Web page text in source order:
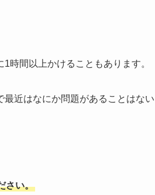
時間以上かけることもあります。
近はなにか問題があることはない
さい。